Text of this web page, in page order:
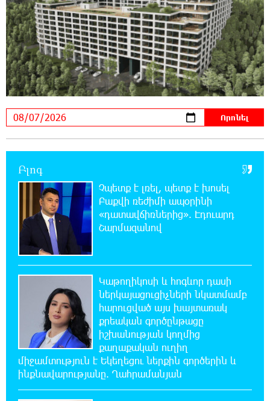
վարորդին դուրս են բերել արգելափակումից
21:23:57 6-08-2026
Երևանում երթուղիների փոփոխություն
կլինի
21:10:46 6-08-2026
Օգոստոսի 7-ին՝ Գարեգին Բ Ամենայն Հայոց
Կաթողիկոսի դատական նիստը
քաղաքացու մահվան մասին
20:42:28 6-08-2026
«Համահայկական ճակատ» շարժումը
զորակցություն է հայտնում Ամենայն Հայոց
Կաթողիկոսին
20:26:38 6-08-2026
Ավտովթար՝ Կոտայքի մարզում. Զովունի-
Եղվարդ ճանապարհին բախվել են «Alfa
Romeo»-ն և «Opel»-ը. կա վիրավոր
20:08:02 6-08-2026
Արժևորվում է Շիրակի երգիծական
բանահյուսությունը
Բլոգ
Չպետք է լռել, պետք է խոսել
Բաքվի ռեժիմի ապօրինի
«դատավճիռներից». Էդուարդ
Շարմազանով
Կաթողիկոսի և հոգևոր դասի
ներկայացուցիչների նկատմամբ
հարուցված այս խայտառակ
քրեական գործընթացը
իշխանության կողմից
քաղաքական ուղիղ
միջամտություն է Եկեղեցու ներքին գործերին և
ինքնավարությանը. Ղահրամանյան